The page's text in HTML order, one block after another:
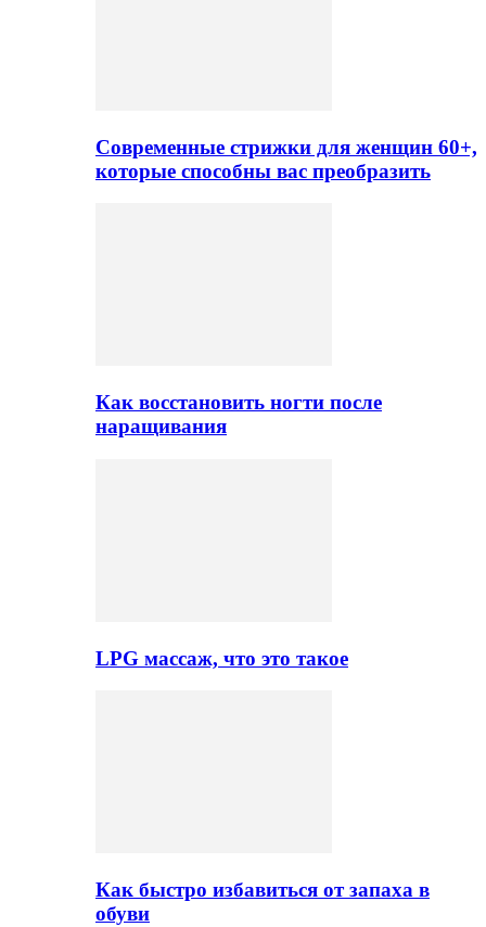
Современные стрижки для женщин 60+,
которые способны вас преобразить
Как восстановить ногти после
наращивания
LPG массаж, что это такое
Как быстро избавиться от запаха в
обуви